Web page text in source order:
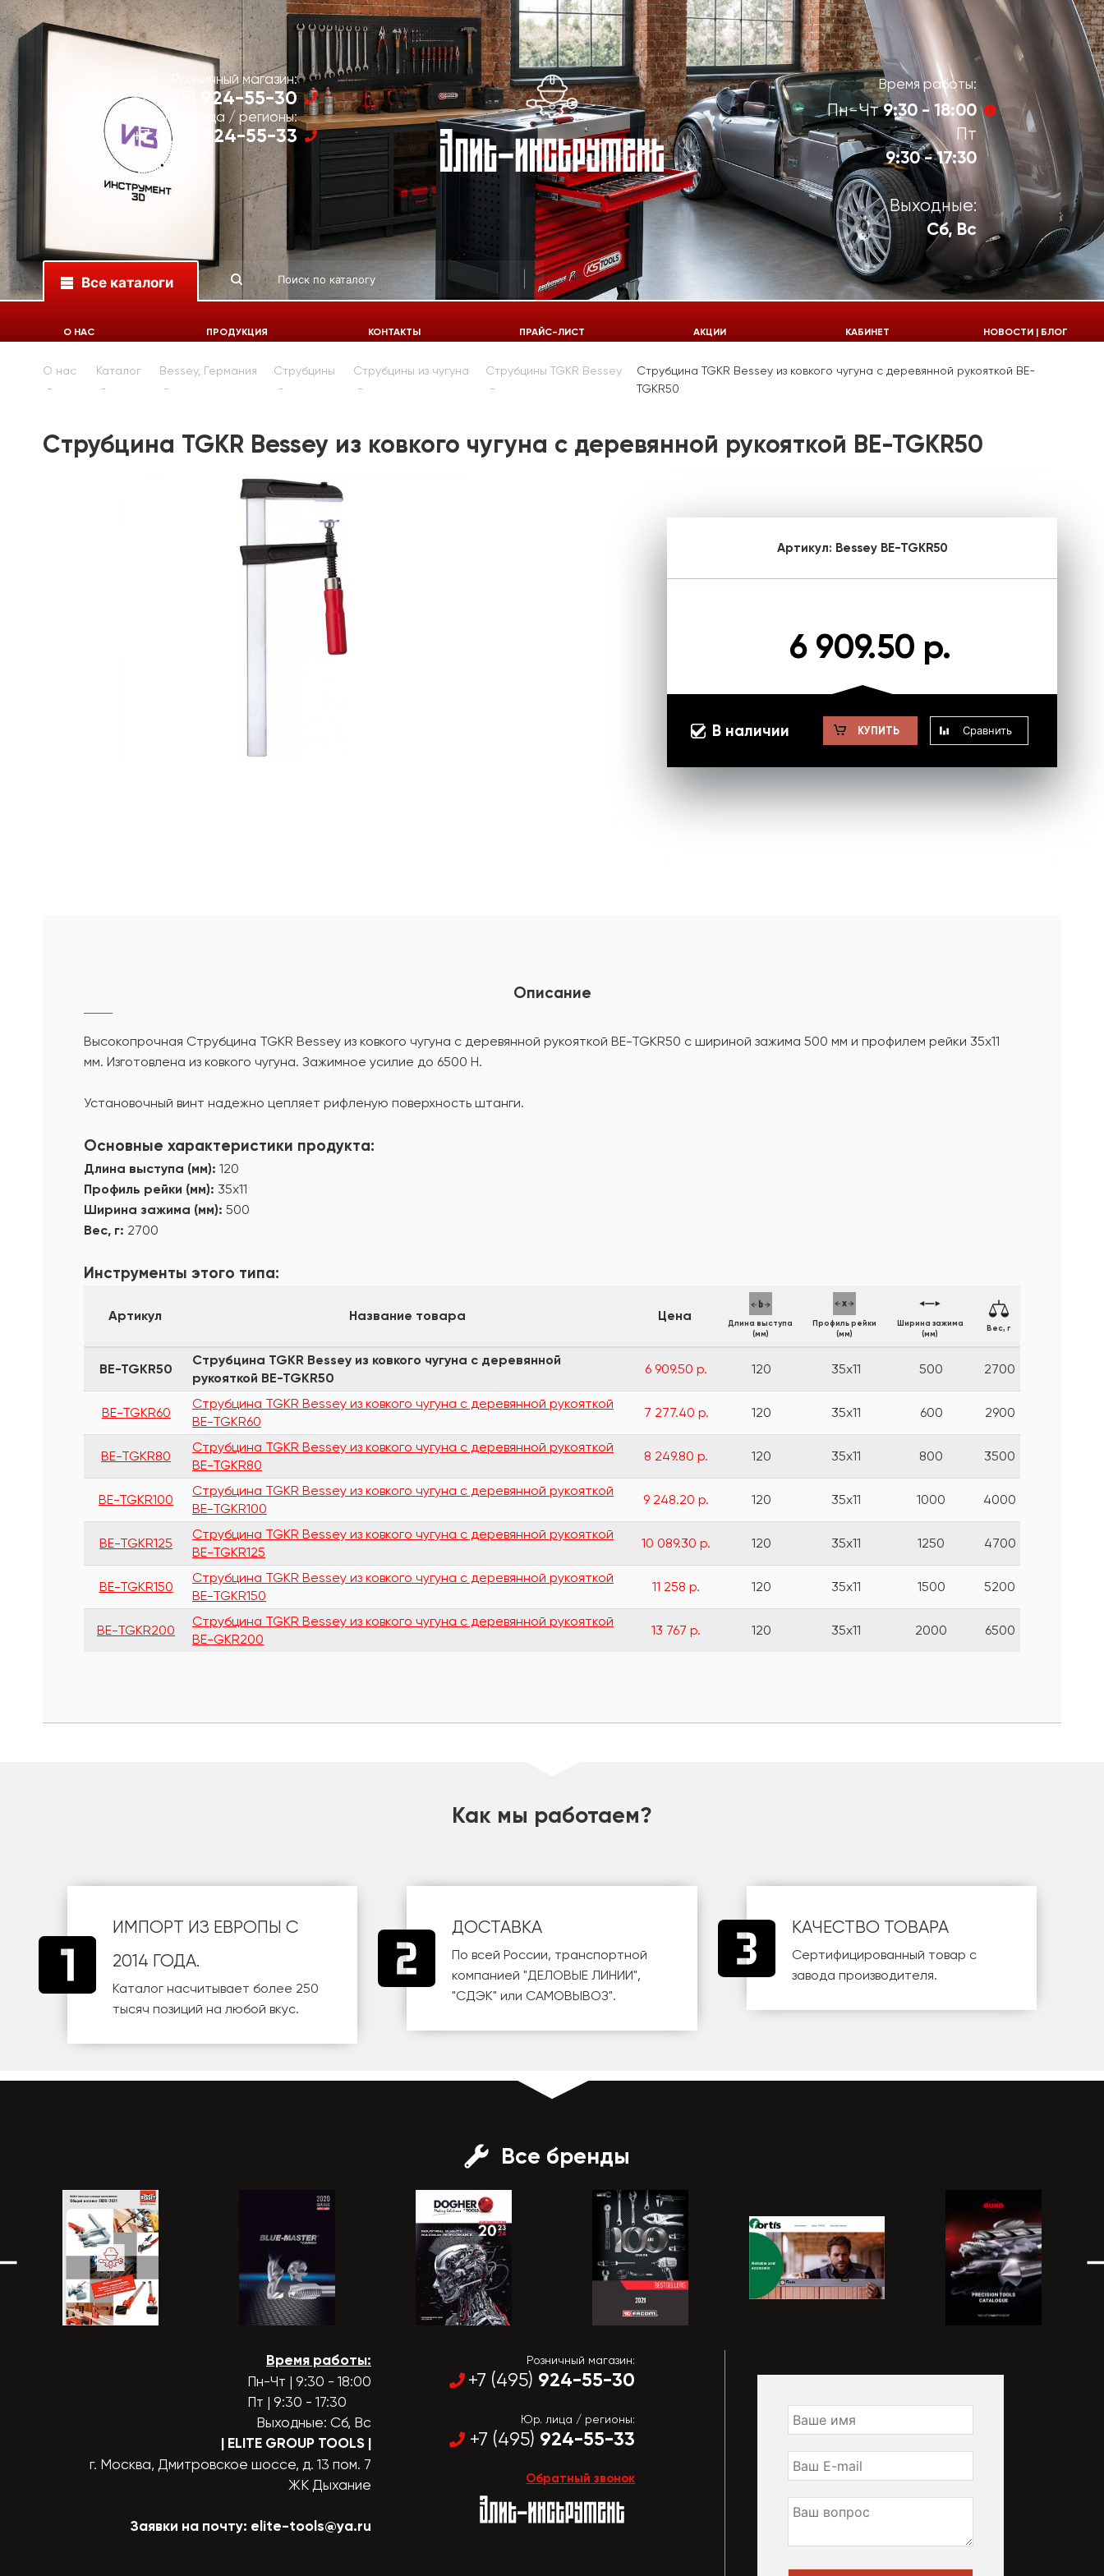
Розничный магазин:
+7 (495) 924-55-30
Юр. лица / регионы:
+7 (495) 924-55-33
Время работы:
Пн-Чт9:30 - 18:00
Пт
9:30 - 17:30
Выходные:
Сб, Вс
Все каталоги
924-55-33
О НАС ПРОДУКЦИЯ КОНТАКТЫ ПРАЙС-ЛИСТ АКЦИИ КАБИНЕТ НОВОСТИ | БЛОГ
О нас Каталог Bessey, Германия Струбцины Струбцины из чугуна Струбцины TGKR Bessey
Струбцина TGKR Bessey из ковкого чугуна с деревянной рукояткой BE-
TGKR50
Струбцина TGKR Bessey из ковкого чугуна с деревянной рукояткой BE-TGKR50
Артикул: Bessey BE-TGKR50
6 909.50 р.
В наличии КУПИТЬ Сравнить
Описание
Высокопрочная Струбцина TGKR Bessey из ковкого чугуна с деревянной рукояткой BE-TGKR50 с шириной зажима 500 мм и профилем рейки 35х11
мм. Изготовлена из ковкого чугуна. Зажимное усилие до 6500 Н.
Установочный винт надежно цепляет рифленую поверхность штанги.
Основные характеристики продукта:
Длина выступа (мм): 120
Профиль рейки (мм): 35х11
Ширина зажима (мм): 500
Вес, г: 2700
Инструменты этого типа:
Артикул Название товара Цена
Длина выступа
(мм)
Профиль рейки
(мм)
Ширина зажима
(мм)
Вес, г
BE-TGKR50
Струбцина TGKR Bessey из ковкого чугуна с деревянной
рукояткой BE-TGKR50
6 909.50 р. 120 35х11 500 2700
BE-TGKR60
Струбцина TGKR Bessey из ковкого чугуна с деревянной рукояткой
BE-TGKR60
7 277.40 р. 120 35х11 600 2900
BE-TGKR80
Струбцина TGKR Bessey из ковкого чугуна с деревянной рукояткой
BE-TGKR80
8 249.80 р. 120 35х11 800 3500
BE-TGKR100
Струбцина TGKR Bessey из ковкого чугуна с деревянной рукояткой
BE-TGKR100
9 248.20 р. 120 35х11 1000 4000
BE-TGKR125
Струбцина TGKR Bessey из ковкого чугуна с деревянной рукояткой
BE-TGKR125
10 089.30 р. 120 35х11 1250 4700
BE-TGKR150
Струбцина TGKR Bessey из ковкого чугуна с деревянной рукояткой
BE-TGKR150
11 258 р. 120 35х11 1500 5200
BE-TGKR200
Струбцина TGKR Bessey из ковкого чугуна с деревянной рукояткой
BE-GKR200
13 767 р. 120 35х11 2000 6500
Как мы работаем?
ИМПОРТ ИЗ ЕВРОПЫ С
2014 ГОДА.
Каталог насчитывает более 250
тысяч позиций на любой вкус.
ДОСТАВКА
По всей России, транспортной
компанией"ДЕЛОВЫЕ ЛИНИИ",
"СДЭК" или САМОВЫВОЗ".
КАЧЕСТВО ТОВАРА
Сертифицированный товар с
завода производителя.
Все бренды
Время работы:
Пн-Чт | 9:30 - 18:00
Пт | 9:30 - 17:30
Выходные: Сб, Вс
| ELITE GROUP TOOLS |
г. Москва, Дмитровское шоссе, д. 13 пом. 7
ЖК Дыхание
Заявки на почту: elite-tools@ya.ru
Розничный магазин:
+7 (495) 924-55-30
Юр. лица / регионы:
+7 (495) 924-55-33
Обратный звонок